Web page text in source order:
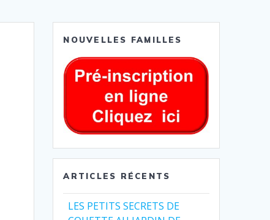
NOUVELLES FAMILLES
ARTICLES RÉCENTS
LES PETITS SECRETS DE